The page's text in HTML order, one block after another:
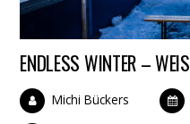
ENDLESS WINTER –
Michi Bückers